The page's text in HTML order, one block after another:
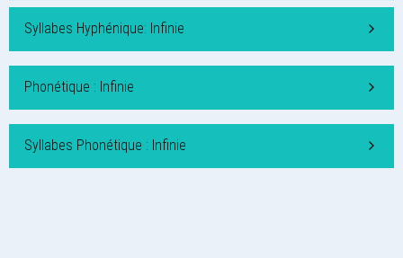
Syllabes Hyphénique: Infinie
Phonétique : Infinie
Syllabes Phonétique : Infinie